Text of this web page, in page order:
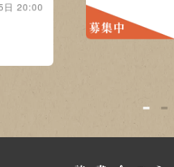
開催日時：2026年08
21:30
1 2